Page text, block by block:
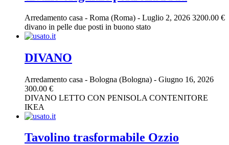
Arredamento casa - Roma (Roma) - Luglio 2, 2026 3200.00 €
divano in pelle due posti in buono stato
DIVANO
Arredamento casa - Bologna (Bologna) - Giugno 16, 2026
300.00 €
DIVANO LETTO CON PENISOLA CONTENITORE
IKEA
Tavolino trasformabile Ozzio